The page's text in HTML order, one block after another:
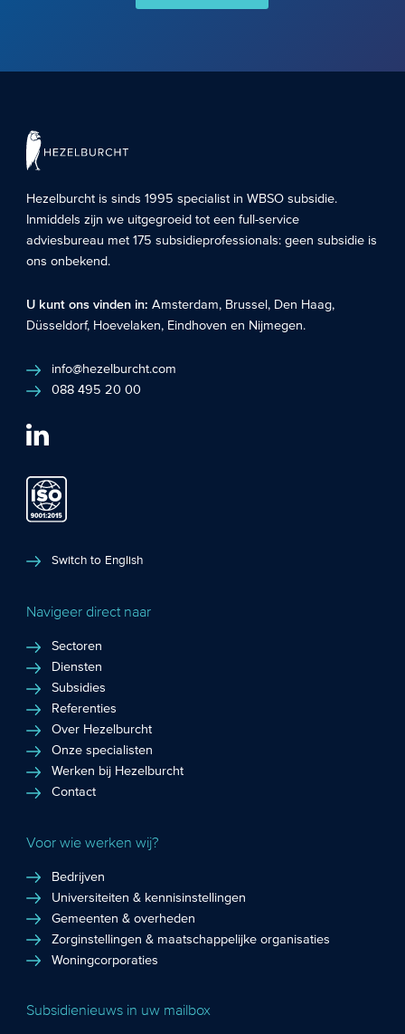
Hezelburcht is sinds 1995 specialist inWBSO subsidie.
Inmiddels zijn we uitgegroeid tot een full-service
adviesbureau met 175 subsidieprofessionals: geen subsidie is
ons onbekend.
U kunt ons vinden in:Amsterdam, Brussel , Den Haag,
Düsseldorf, Hoevelaken, Eindhoven en Nijmegen.
info@hezelburcht.com
088 495 20 00
Switch to English
Navigeer direct naar
Sectoren
Diensten
Subsidies
Referenties
Over Hezelburcht
Onze specialisten
Werken bij Hezelburcht
Contact
Voor wie werken wij?
Bedrijven
Universiteiten & kennisinstellingen
Gemeenten & overheden
Zorginstellingen & maatschappelijke organisaties
Woningcorporaties
Subsidienieuws in uw mailbox